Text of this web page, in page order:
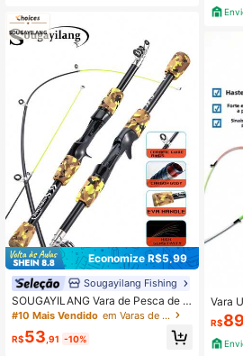
Economize R$5,99
Sougayilang Fishing
SOUGAYILANG Vara de Pesca de Fi
bra de Carbono com Anéis-Guia de
gn Portátil - Vara de Arremesso de
#10 Mais Vendido em Varas de pesca
R$53 ,91 -10%
Vara
de
R$89